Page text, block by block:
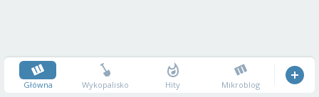
Główna Wykopalisko Hity Mikroblog